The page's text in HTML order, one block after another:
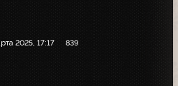
2025, 17:17 839